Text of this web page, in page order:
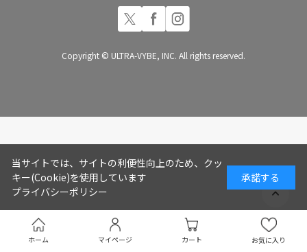
ホーム マイページ カート お気に入り
Copyright © ULTRA-VYBE, INC. All rights reserved.
当サイトでは、サイトの利便性向上のため、クッ
キー(Cookie)を使用しています
プライバシーポリシー
承諾する